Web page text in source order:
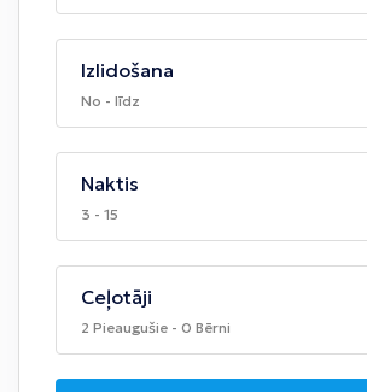
Izlidošana
No - līdz
Naktis
3 - 15
Ceļotāji
2 Pieaugušie - 0 Bērni